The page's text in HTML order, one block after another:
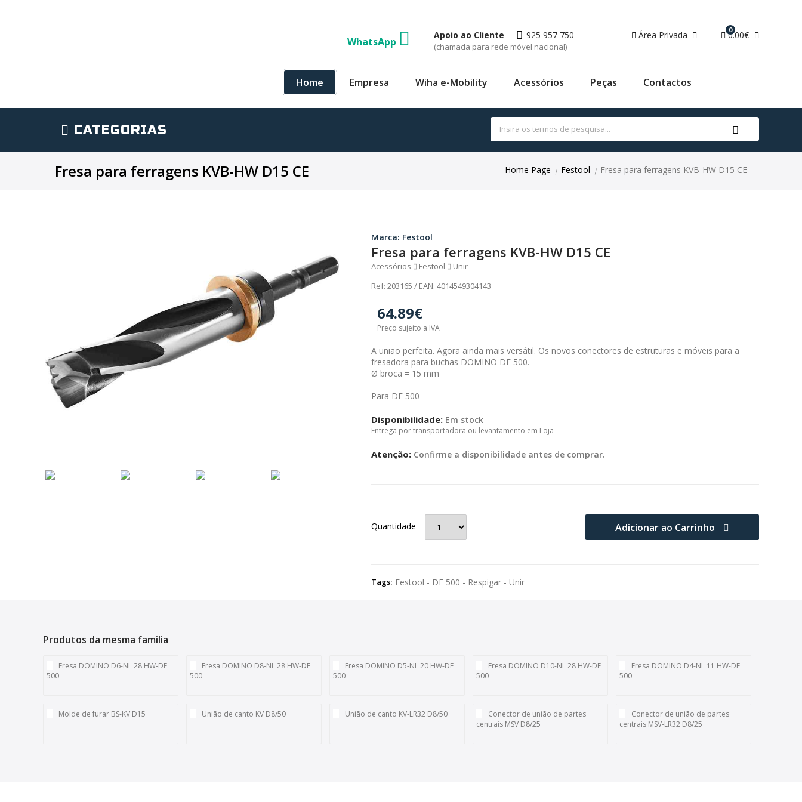
WhatsApp
Apoio ao Cliente 925 957 750
(chamada para rede móvel nacional)
Área Privada 0
0.00€
Home Empresa Wiha e-Mobility Acessórios Peças Contactos
CATEGORIAS
Home Page | Festool | Fresa para ferragens KVB-HW D15 CE
Fresa para ferragens KVB-HW D15 CE
Marca: Festool
Fresa para ferragens KVB-HW D15 CE
Acessórios Festool
Unir
Ref: 203165 / EAN: 4014549304143
64.89€
Preço sujeito a IVA
A união perfeita. Agora ainda mais versátil. Os novos conectores de estruturas e móveis para a
fresadora para buchas DOMINO DF 500.
Ø broca = 15 mm
Para DF 500
Disponibilidade: Em stock
Entrega por transportadora ou levantamento em Loja
Atenção: Confirme a disponibilidade antes de comprar.
Quantidade Adicionar ao Carrinho
Tags: Festool - DF 500 - Respigar - Unir
Produtos da mesma familia
Fresa DOMINO D6-NL 28 HW-DF
500
Fresa DOMINO D8-NL 28 HW-DF
500
Fresa DOMINO D5-NL 20 HW-DF
500
Fresa DOMINO D10-NL 28 HW-DF
500
Fresa DOMINO D4-NL 11 HW-DF
500
Molde de furar BS-KV D15 União de canto KV D8/50 União de canto KV-LR32 D8/50
Conector de união de partes
centrais MSV D8/25
Conector de união de partes
centrais MSV-LR32 D8/25